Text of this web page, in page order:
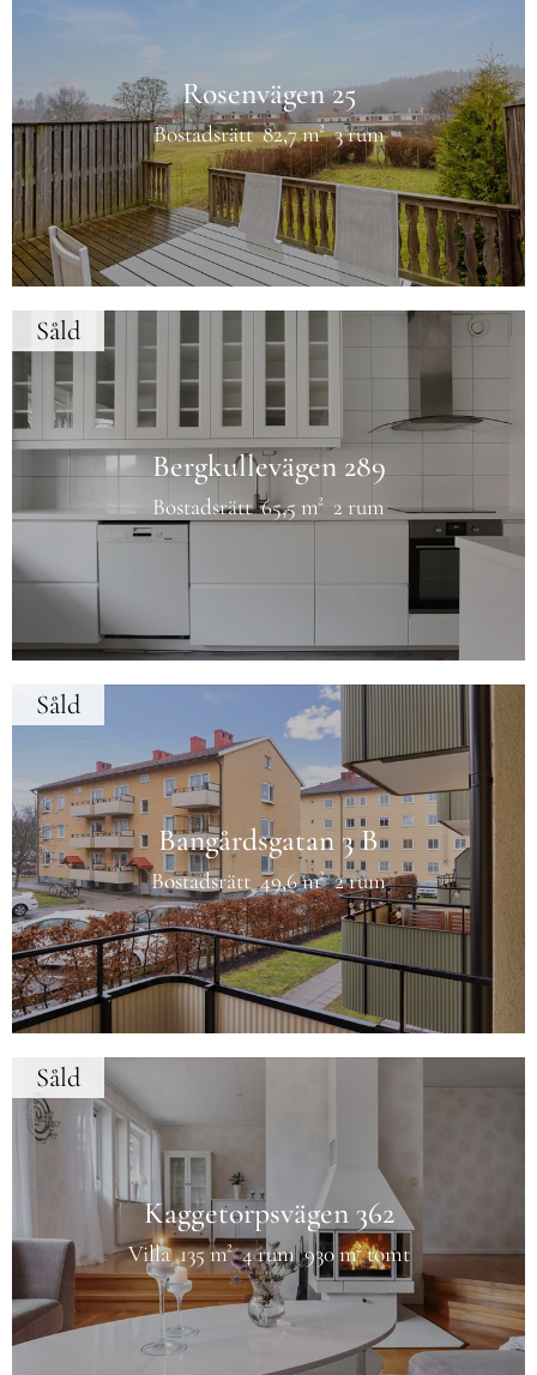
Rosenvägen 25
Bostadsrätt 82,7 m² 3 rum
Bergkullevägen 289
Bostadsrätt 65,5 m² 2 rum
Såld
Bangårdsgatan 3 B
Bostadsrätt 49,6 m² 2 rum
Såld
Kaggetorpsvägen 362
Villa 135 m² 4 rum 930 m² tomt
Såld